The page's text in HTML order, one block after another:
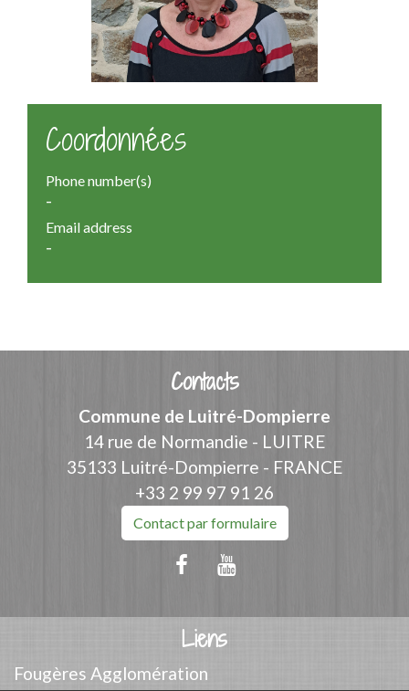
Coordonnées
Phone number(s)
-
Email address
-
Contacts
Commune de Luitré-Dompierre
14 rue de Normandie - LUITRE
35133 Luitré-Dompierre - FRANCE
+33 2 99 97 91 26
Contact par formulaire
Liens
Fougères Agglomération